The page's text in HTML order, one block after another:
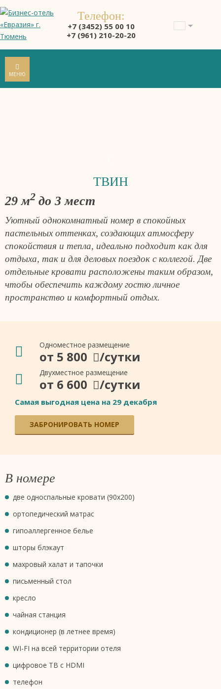
Телефон:
+7 (3452) 55 00 10
+7 (961) 210-20-20
МЕНЮ
ТВИН
29 м2 до 3 мест
Уютный однокомнатный номер в спокойных
пастельных оттенках, создающих атмосферу
спокойствия и тепла, идеально подходит как для
отдыха, так и для деловых поездок с коллегой. Две
отдельные кровати расположены таким образом,
чтобы обеспечить каждому гостю личное
пространство и комфортный отдых.
Одноместное размещение
от 5 800 /сутки
Двухместное размещение
от 6 600 /сутки
ЗАБРОНИРОВАТЬ НОМЕР
Самая выгодная цена на 29 декабря
В номере
две односпальные кровати (90х200)
ортопедический матрас
гипоаллергенное белье
шторы блэкаут
махровый халат и тапочки
письменный стол
кресло
чайная станция
кондиционер (в летнее время)
WI-FI на всей территории отеля
цифровое ТВ с HDMI
телефон